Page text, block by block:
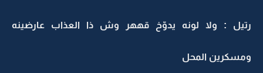
رتيل : ولا لونه يدوّخ قههر وش ذا العذاب عارضينه
ومسكرين المحل